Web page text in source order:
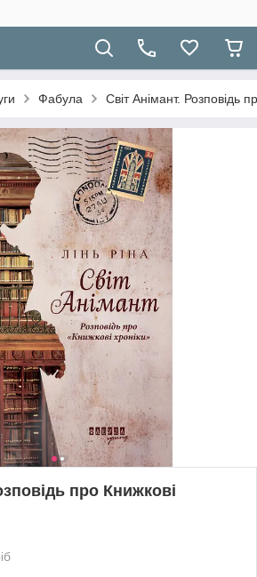
Фабула Світ Анімант. Розповідь
про Книжкові